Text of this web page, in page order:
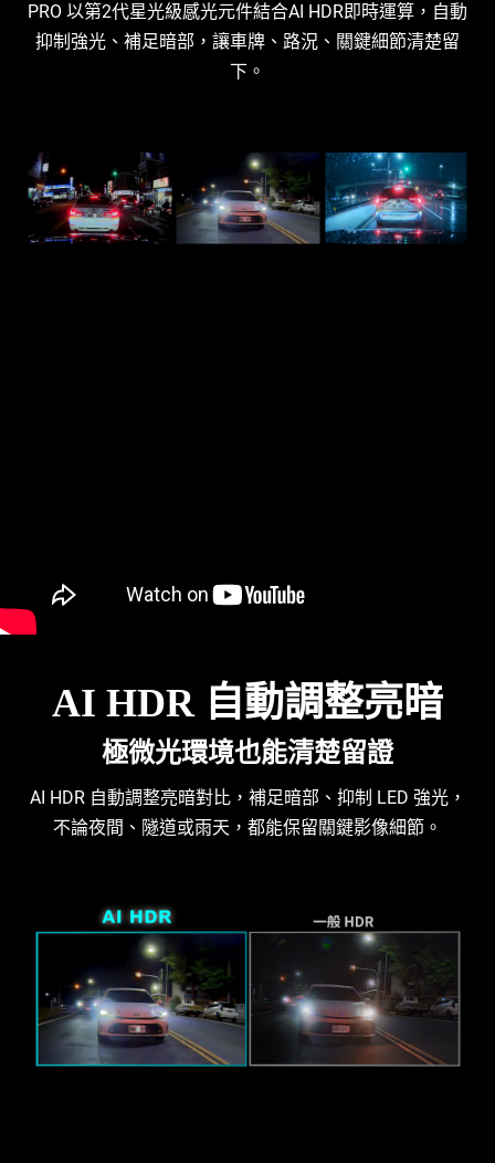
PRO 以第2代星光級感光元件結合AI HDR即時運算，自動
抑制強光、補足暗部，讓車牌、路況、關鍵細節清楚留
下。
AI HDR 自動調整亮暗
極微光環境也能清楚留證
AI HDR 自動調整亮暗對比，補足暗部、抑制 LED 強光，
不論夜間、隧道或雨天，都能保留關鍵影像細節。